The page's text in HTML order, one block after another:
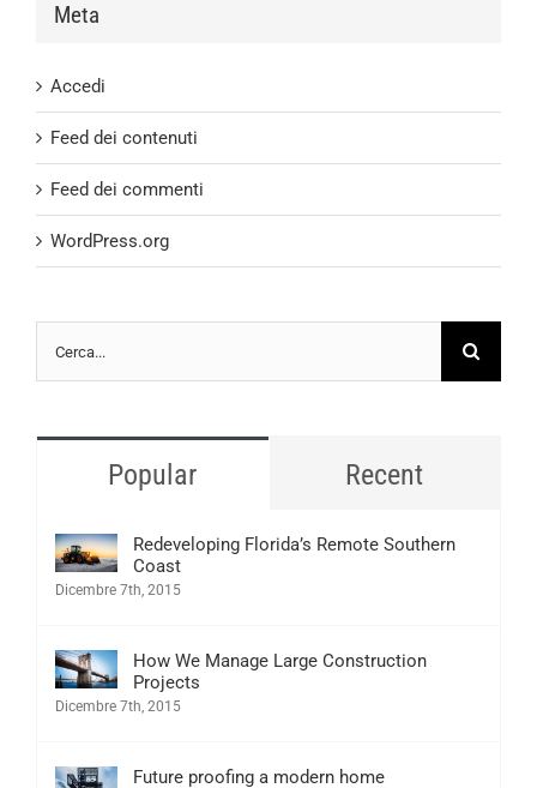
Meta
Accedi
Feed dei contenuti
Feed dei commenti
WordPress.org
per:
Popular Recent
Redeveloping Florida’s Remote Southern
Coast
Dicembre 7th, 2015
How We Manage Large Construction
Projects
Dicembre 7th, 2015
Future proofing a modern home